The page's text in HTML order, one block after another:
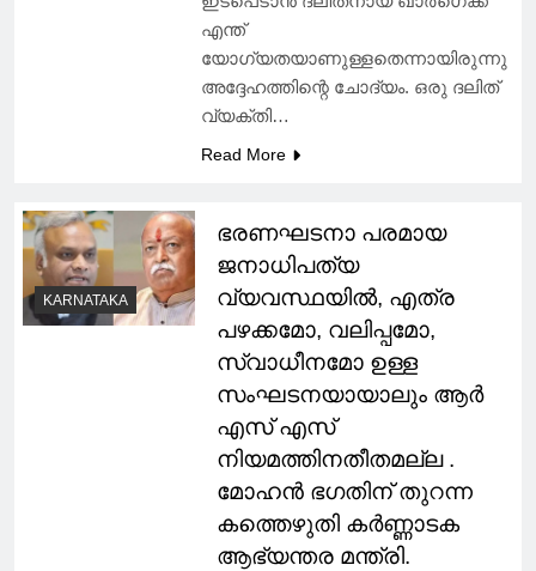
എന്ത്
യോഗ്യതയാണുള്ളതെന്നായിരുന്നു
അദ്ദേഹത്തിന്റെ ചോദ്യം. ഒരു ദലിത്
വ്യക്തി…
Read More
KARNATAKA
ഭരണഘടനാ പരമായ
ജനാധിപത്യ
വ്യവസ്ഥയില്‍, എത്ര
പഴക്കമോ, വലിപ്പമോ,
സ്വാധീനമോ ഉള്ള
സംഘടനയായാലും ആർ
എസ് എസ്
നിയമത്തിനതീതമല്ല .
മോഹൻ ഭഗതിന് തുറന്ന
കത്തെഴുതി കർണ്ണാടക
ആഭ്യന്തര മന്ത്രി.